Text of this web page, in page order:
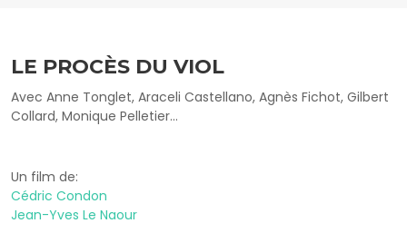
LE PROCÈS DU VIOL
Avec Anne Tonglet, Araceli Castellano, Agnès Fichot, Gilbert
Collard, Monique Pelletier...
Un film de:
Cédric Condon
Jean-Yves Le Naour